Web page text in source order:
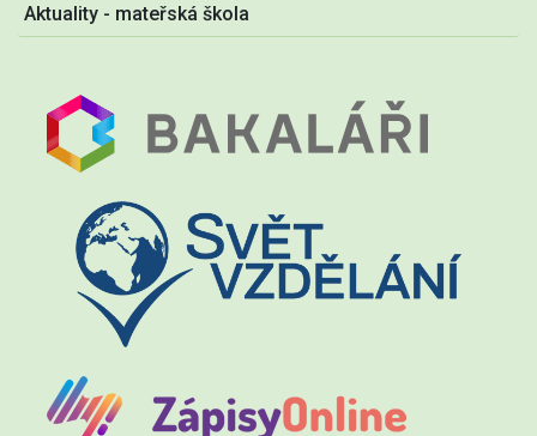
Aktuality - mateřská škola